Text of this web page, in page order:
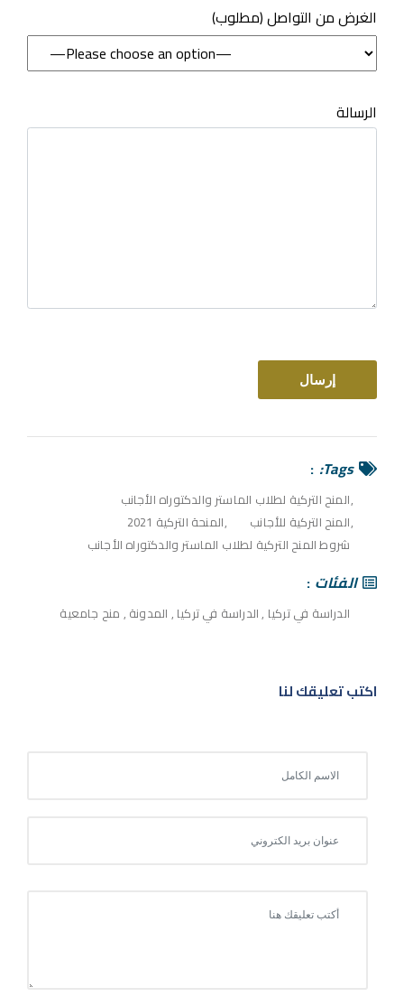
(مطلوب) الغرض من التواصل
الرسالة
Tags:
المنح التركية لطلاب الماستر والدكتوراه الأجانب
المنح التركية للأجانب
المنحة التركية 2021
شروط المنح التركية لطلاب الماستر والدكتوراه الأجانب
الفئات
الدراسة في تركيا ,الدراسة في تركيا , المدونة , منح جامعية
اكتب تعليقك لنا